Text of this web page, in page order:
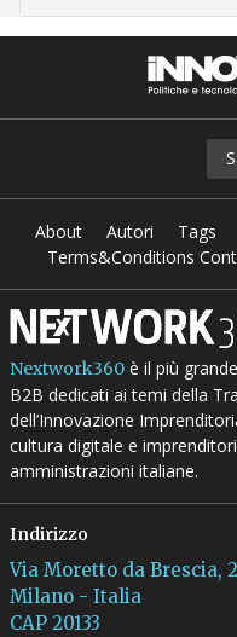
About Autori Tags
Terms&Conditions
Nextwork360è il più
B2B dedicati ai temi della
dell’Innovazione
cultura digitale e
amministrazioni italiane.
Indirizzo
Via Moretto da Brescia,
Milano - Italia
CAP 20133